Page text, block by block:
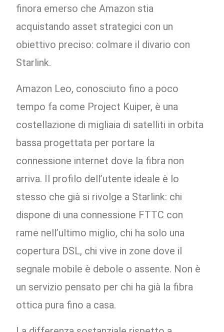
finora emerso che Amazon stia
acquistando asset strategici con un
obiettivo preciso: colmare il divario con
Starlink.
Amazon Leo, conosciuto fino a poco
tempo fa come Project Kuiper, è una
costellazione di migliaia di satelliti in orbita
bassa progettata per portare la
connessione internet dove la fibra non
arriva. Il profilo dell’utente ideale è lo
stesso che già si rivolge a Starlink: chi
dispone di una connessione FTTC con
rame nell’ultimo miglio, chi ha solo una
copertura DSL, chi vive in zone dove il
segnale mobile è debole o assente. Non è
un servizio pensato per chi ha già la fibra
ottica pura fino a casa.